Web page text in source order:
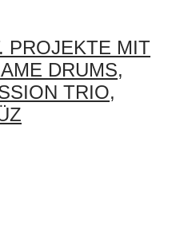
PROJEKTE MIT
DRUMS,
TRIO,